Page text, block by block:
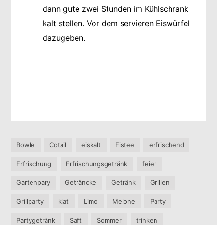
dann gute zwei Stunden im Kühlschrank
kalt stellen. Vor dem servieren Eiswürfel
dazugeben.
Bowle Cotail eiskalt Eistee erfrischend
Erfrischung Erfrischungsgetränk feier
Gartenpary Geträncke Getränk Grillen
Grillparty klat Limo Melone Party
Partygetränk Saft Sommer trinken